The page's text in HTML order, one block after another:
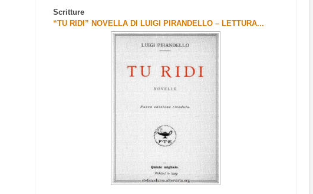
Scritture
“TU RIDI” NOVELLA DI LUIGI PIRANDELLO – LETTURA...